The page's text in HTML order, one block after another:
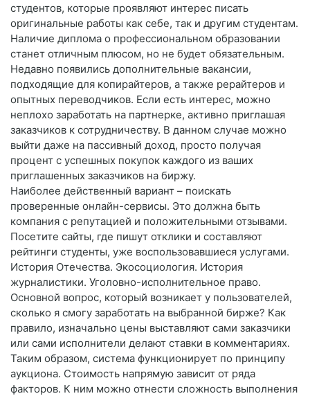
студентов, которые проявляют интерес писать
оригинальные работы как себе, так и другим студентам.
Наличие диплома о профессиональном образовании
станет отличным плюсом, но не будет обязательным.
Недавно появились дополнительные вакансии,
подходящие для копирайтеров, а также рерайтеров и
опытных переводчиков. Если есть интерес, можно
неплохо заработать на партнерке, активно приглашая
заказчиков к сотрудничеству. В данном случае можно
выйти даже на пассивный доход, просто получая
процент с успешных покупок каждого из ваших
приглашенных заказчиков на биржу.
Наиболее действенный вариант – поискать
проверенные онлайн-сервисы. Это должна быть
компания с репутацией и положительными отзывами.
Посетите сайты, где пишут отклики и составляют
рейтинги студенты, уже воспользовавшиеся услугами.
История Отечества. Экосоциология. История
журналистики. Уголовно-исполнительное право.
Основной вопрос, который возникает у пользователей,
сколько я смогу заработать на выбранной бирже? Как
правило, изначально цены выставляют сами заказчики
или сами исполнители делают ставки в комментариях.
Таким образом, система функционирует по принципу
аукциона. Стоимость напрямую зависит от ряда
факторов. К ним можно отнести сложность выполнения